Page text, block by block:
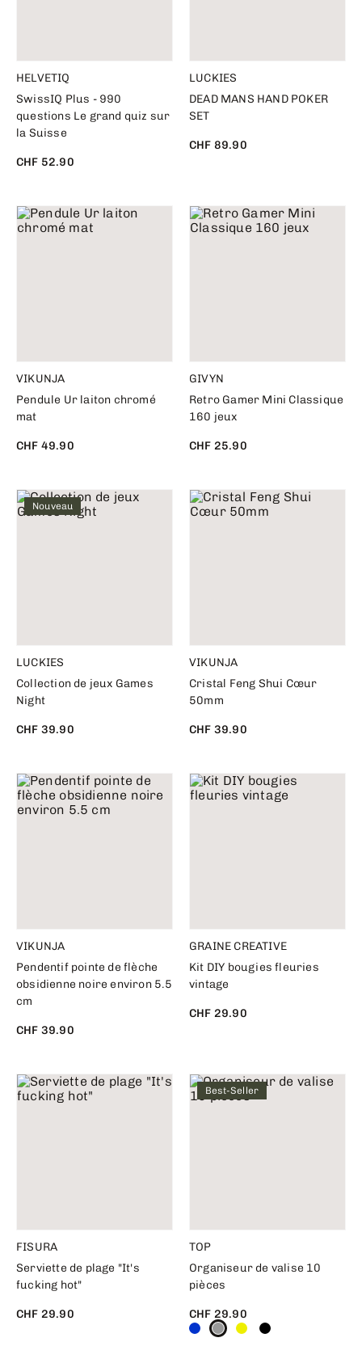
HELVETIQ
SwissIQ Plus - 990
questions Le grand quiz sur
la Suisse
CHF 52.90
LUCKIES
DEAD MANS HAND POKER
SET
CHF 89.90
VIKUNJA
Pendule Ur laiton chromé
mat
CHF 49.90
GIVYN
Retro Gamer Mini Classique
160 jeux
CHF 25.90
Nouveau
LUCKIES
Collection de jeux Games
Night
CHF 39.90
VIKUNJA
Cristal Feng Shui Cœur
50mm
CHF 39.90
VIKUNJA
Pendentif pointe de flèche
obsidienne noire environ 5.5
cm
CHF 39.90
GRAINE CREATIVE
Kit DIY bougies fleuries
vintage
CHF 29.90
FISURA
Serviette de plage "It's
fucking hot"
CHF 29.90
Best-Seller
TOP
Organiseur de valise 10
pièces
CHF 29.90